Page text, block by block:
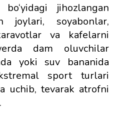
jihozlangan
soyabonlar,
va kafelarni
dam oluvchilar
yoki suv bananida
sport turlari
uchib, tevarak atrofni